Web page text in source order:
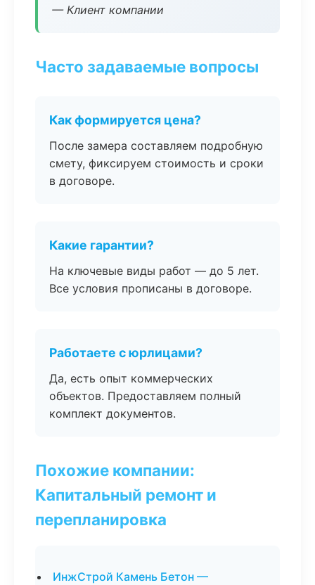
— Клиент компании
Часто задаваемые вопросы
Как формируется цена?
После замера составляем подробную
смету, фиксируем стоимость и сроки
в договоре.
Какие гарантии?
На ключевые виды работ — до 5 лет.
Все условия прописаны в договоре.
Работаете с юрлицами?
Да, есть опыт коммерческих
объектов. Предоставляем полный
комплект документов.
Похожие компании:
Капитальный ремонт и
перепланировка
ИнжСтрой Камень Бетон —